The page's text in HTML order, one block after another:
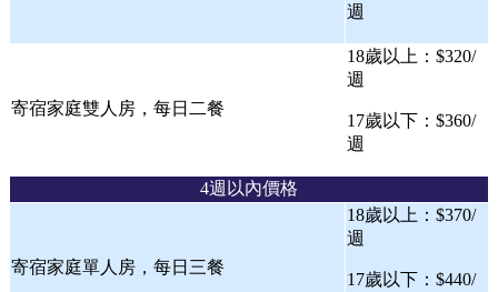
週
寄宿家庭雙人房，每日二餐
18歲以上：$320/
週
17歲以下：$360/
週
4週以內價格
寄宿家庭單人房，每日三餐
18歲以上：$370/
週
17歲以下：$440/